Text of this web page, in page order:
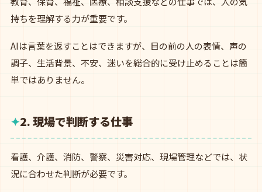
持ちを理解する力が重要です。
AIは言葉を返すことはできますが、目の前の人の表情、声の
調子、生活背景、不安、迷いを総合的に受け止めることは簡
単ではありません。
2. 現場で判断する仕事
看護、介護、消防、警察、災害対応、現場管理などでは、状
況に合わせた判断が必要です。